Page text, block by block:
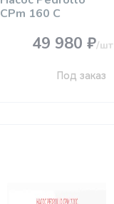
CРm 160 C
49 980 ₽/шт
Под заказ